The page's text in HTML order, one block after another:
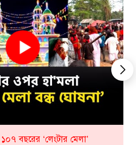
মেলা? যা জানাল প্রশাসন